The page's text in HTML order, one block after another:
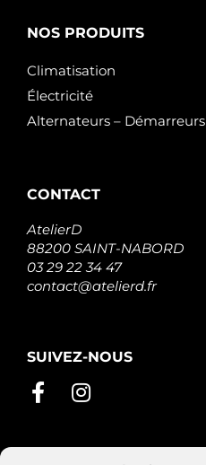
NOS PRODUITS
Climatisation
Électricité
Alternateurs – Démarreurs
CONTACT
AtelierD
88200 SAINT-NABORD
03 29 22 34 47
contact@atelierd.fr
SUIVEZ-NOUS